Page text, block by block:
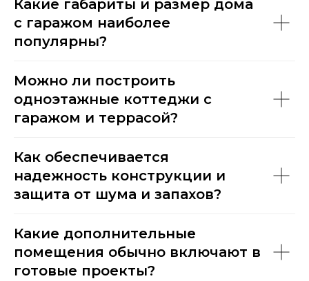
Какие габариты и размер дома
с гаражом наиболее
популярны?
Можно ли построить
одноэтажные коттеджи с
гаражом и террасой?
Как обеспечивается
надежность конструкции и
защита от шума и запахов?
Какие дополнительные
помещения обычно включают в
готовые проекты?